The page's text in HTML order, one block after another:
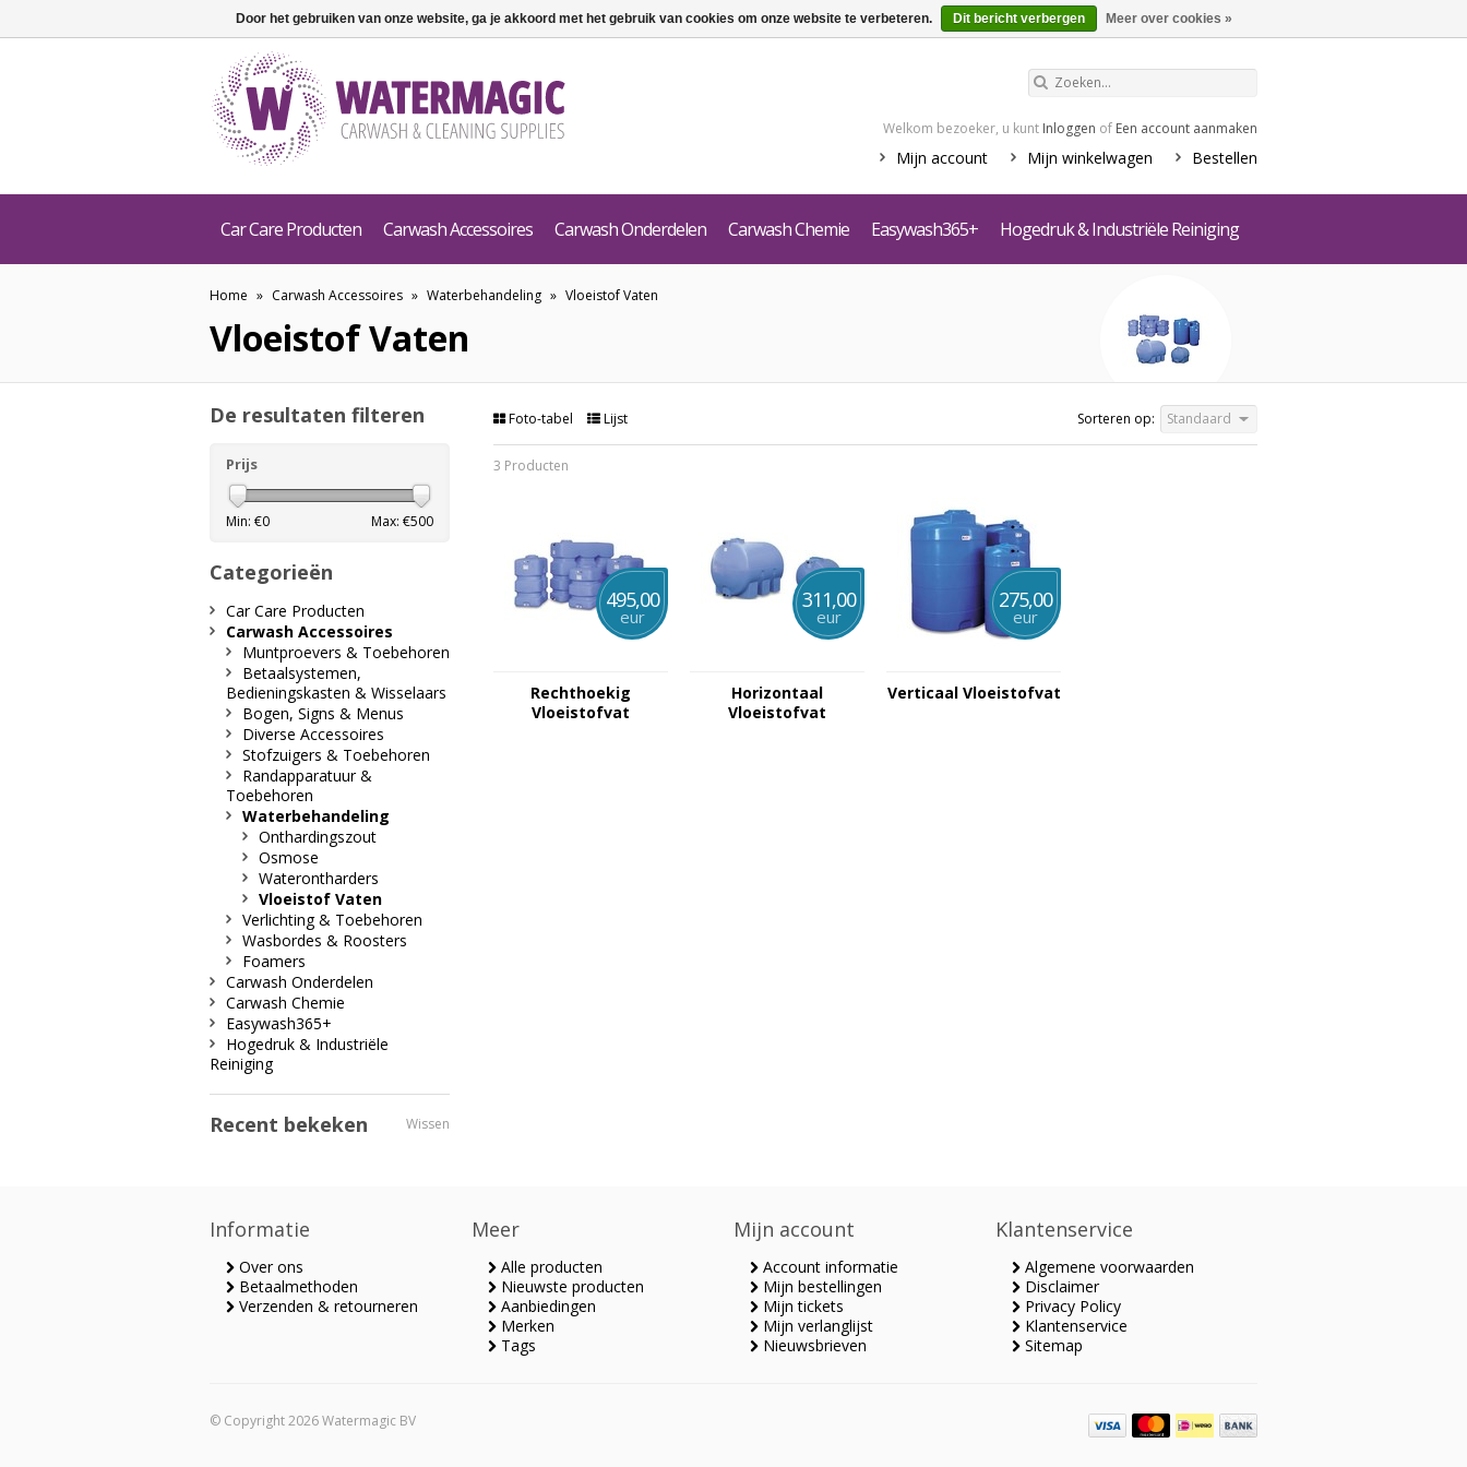
Welkom bezoeker, u kunt Inloggen of Een account aanmaken
Mijn account Mijn winkelwagen Bestellen
Car Care Producten Carwash Accessoires Carwash Onderdelen Carwash Chemie Easywash365+ Hogedruk & Industriële Reiniging
Home » Carwash Accessoires » Waterbehandeling » Vloeistof Vaten
Vloeistof Vaten
Foto-tabel Lijst Sorteren op: Standaard
3 Producten
495,00
eur
Rechthoekig
Vloeistofvat
311,00
eur
Horizontaal
Vloeistofvat
275,00
eur
Verticaal Vloeistofvat
De resultaten filteren
Prijs
Min: €0 Max: €500
Categorieën
Car Care Producten
Carwash Accessoires
Muntproevers & Toebehoren
Betaalsystemen,
Bedieningskasten & Wisselaars
Bogen, Signs & Menus
Diverse Accessoires
Stofzuigers & Toebehoren
Randapparatuur &
Toebehoren
Waterbehandeling
Onthardingszout
Osmose
Waterontharders
Vloeistof Vaten
Verlichting & Toebehoren
Wasbordes & Roosters
Foamers
Carwash Onderdelen
Carwash Chemie
Easywash365+
Hogedruk & Industriële
Reiniging
Recent bekeken Wissen
Informatie
Over ons
Betaalmethoden
Verzenden & retourneren
Meer
Alle producten
Nieuwste producten
Aanbiedingen
Merken
Tags
Mijn account
Account informatie
Mijn bestellingen
Mijn tickets
Mijn verlanglijst
Nieuwsbrieven
Klantenservice
Algemene voorwaarden
Disclaimer
Privacy Policy
Klantenservice
Sitemap
© Copyright 2026 Watermagic BV
Door het gebruiken van onze website, ga je akkoord met het gebruik van cookies om onze website te verbeteren. Dit bericht verbergen Meer over cookies »